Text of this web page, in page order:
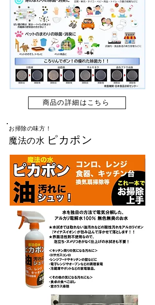
商品の詳細はこちら
お掃除​の味方！
魔法の水 ピカポン